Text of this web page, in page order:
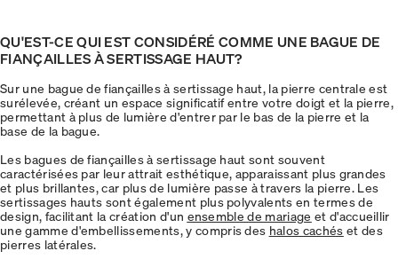
QU'EST-CE QUI EST CONSIDÉRÉ COMME UNE BAGUE DE
FIANÇAILLES À SERTISSAGE HAUT?
Sur une bague de fiançailles à sertissage haut, la pierre centrale est
surélevée, créant un espace significatif entre votre doigt et la pierre,
permettant à plus de lumière d'entrer par le bas de la pierre et la
base de la bague.
Les bagues de fiançailles à sertissage haut sont souvent
caractérisées par leur attrait esthétique, apparaissant plus grandes
et plus brillantes, car plus de lumière passe à travers la pierre. Les
sertissages hauts sont également plus polyvalents en termes de
design, facilitant la création d'un ensemble de mariage et d'accueillir
une gamme d'embellissements, y compris des halos cachés et des
pierres latérales.